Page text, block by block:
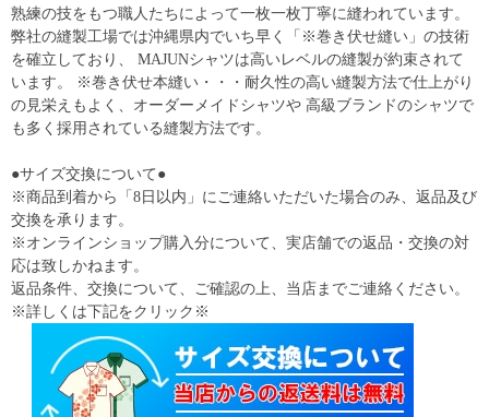
熟練の技をもつ職人たちによって一枚一枚丁寧に縫われています。
弊社の縫製工場では沖縄県内でいち早く「※巻き伏せ縫い」の技術
を確立しており、 MAJUNシャツは高いレベルの縫製が約束されて
います。 ※巻き伏せ本縫い・・・耐久性の高い縫製方法で仕上がり
の見栄えもよく、オーダーメイドシャツや 高級ブランドのシャツで
も多く採用されている縫製方法です。
●サイズ交換について●
※商品到着から「8日以内」にご連絡いただいた場合のみ、返品及び
交換を承ります。
※オンラインショップ購入分について、実店舗での返品・交換の対
応は致しかねます。
返品条件、交換について、ご確認の上、当店までご連絡ください。
※詳しくは下記をクリック※